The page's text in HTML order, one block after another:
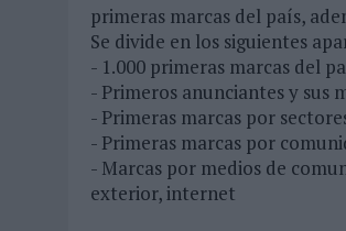
primeras marcas del país,
Se divide en los siguientes
- 1.000 primeras marcas del
- Primeros anunciantes y sus
- Primeras marcas por
- Primeras marcas por
- Marcas por medios de
exterior, internet